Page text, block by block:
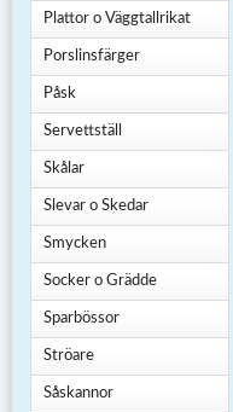
Plattor o Väggtallrikat
Porslinsfärger
Påsk
Servettställ
Skålar
Slevar o Skedar
Smycken
Socker o Grädde
Sparbössor
Ströare
Såskannor